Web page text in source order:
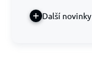
Další novinky